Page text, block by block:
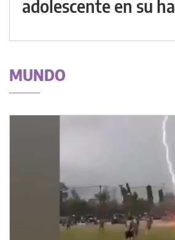
adolescente en su
MUNDO